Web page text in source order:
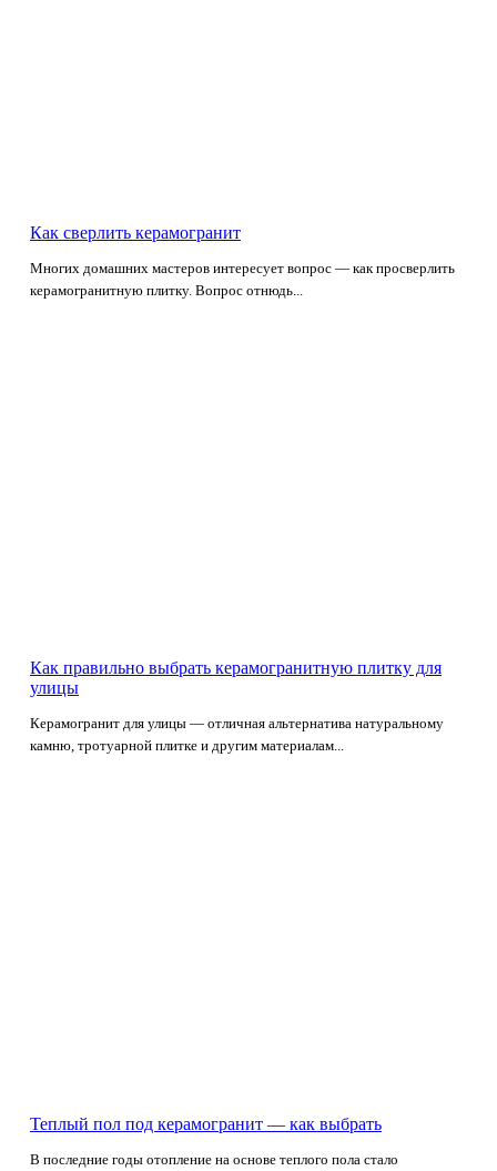
Как сверлить керамогранит
Многих домашних мастеров интересует вопрос — как просверлить
керамогранитную плитку. Вопрос отнюдь...
Как правильно выбрать керамогранитную плитку для
улицы
Керамогранит для улицы — отличная альтернатива натуральному
камню, тротуарной плитке и другим материалам...
Теплый пол под керамогранит — как выбрать
В последние годы отопление на основе теплого пола стало